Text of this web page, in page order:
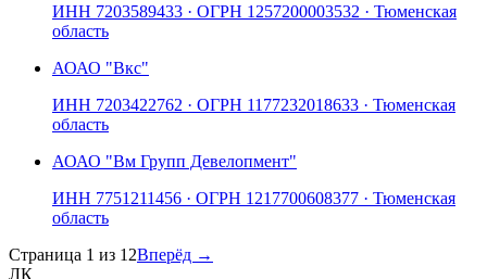
ИНН 7203589433 · ОГРН 1257200003532 · Тюменская
область
АОАО "Вкс"
ИНН 7203422762 · ОГРН 1177232018633 · Тюменская
область
АОАО "Вм Групп Девелопмент"
ИНН 7751211456 · ОГРН 1217700608377 · Тюменская
область
Страница 1 из 12Вперёд →
ЛК